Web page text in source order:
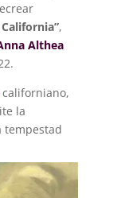
,
Althea
californiano,
la
tempestad